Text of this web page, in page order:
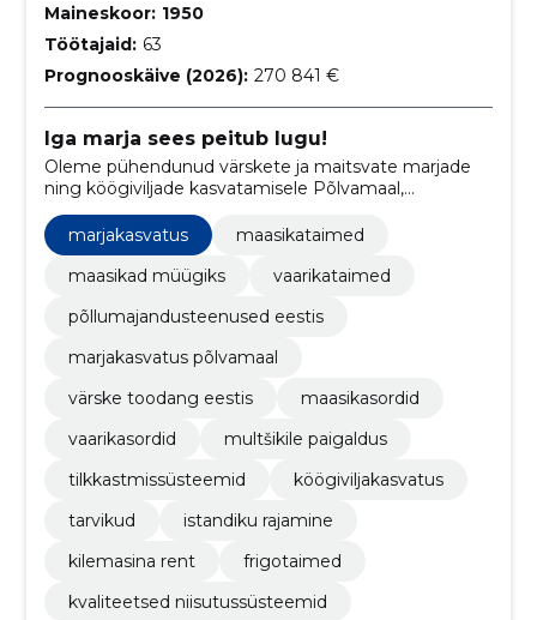
Maineskoor: 1950
Töötajaid: 63
Prognooskäive (2026): 270 841 €
Iga marja sees peitub lugu!
Oleme pühendunud värskete ja maitsvate marjade
ning köögiviljade kasvatamisele Põlvamaal,
pakkudesaianduslikke teenuseid nagu marjaaia
rajamine ja multšimasina rent.
marjakasvatus
maasikataimed
maasikad müügiks
vaarikataimed
põllumajandusteenused eestis
marjakasvatus põlvamaal
värske toodang eestis
maasikasordid
vaarikasordid
multšikile paigaldus
tilkkastmissüsteemid
köögiviljakasvatus
tarvikud
istandiku rajamine
kilemasina rent
frigotaimed
kvaliteetsed niisutussüsteemid